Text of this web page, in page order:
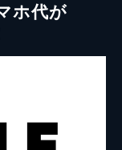
ホ代が